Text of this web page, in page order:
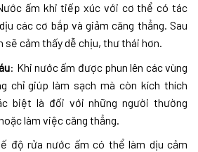
ấm khi tiếp xúc với cơ thể có tác
các cơ bắp và giảm căng thẳng. Sau
sẽ cảm thấy dễ chịu, thư thái hơn.
: Khi nước ấm được phun lên các vùng
chỉ giúp làm sạch mà còn kích thích
biệt là đối với những người thường
làm việc căng thẳng.
độ rửa nước ấm có thể làm dịu cảm